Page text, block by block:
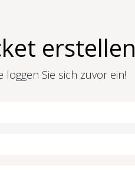
erstellen
loggen Sie sich zuvor ein!